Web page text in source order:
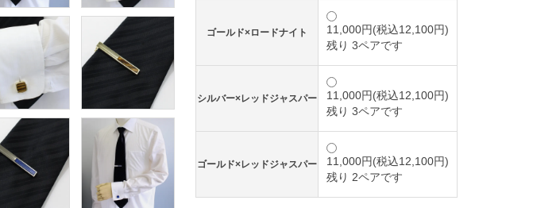
ゴールド×ロードナイト
11,000円(税込12,100円)
残り 3ペアです
シルバー×レッドジャスパー
11,000円(税込12,100円)
残り 3ペアです
ゴールド×レッドジャスパー
11,000円(税込12,100円)
残り 2ペアです